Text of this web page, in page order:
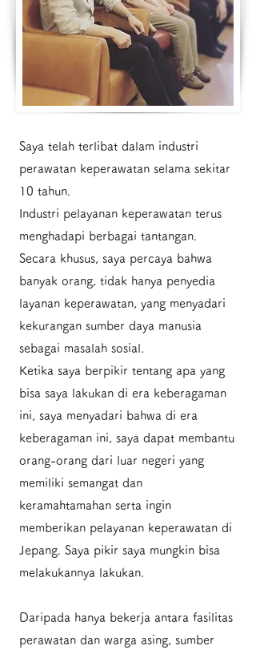
Saya telah terlibat dalam industri
perawatan keperawatan selama sekitar
10 tahun.
Industri pelayanan keperawatan terus
menghadapi berbagai tantangan.
Secara khusus, saya percaya bahwa
banyak orang, tidak hanya penyedia
layanan keperawatan, yang menyadari
kekurangan sumber daya manusia
sebagai masalah sosial.
Ketika saya berpikir tentang apa yang
bisa saya lakukan di era keberagaman
ini, saya menyadari bahwa di era
keberagaman ini, saya dapat membantu
orang-orang dari luar negeri yang
memiliki semangat dan
keramahtamahan serta ingin
memberikan pelayanan keperawatan di
Jepang. Saya pikir saya mungkin bisa
melakukannya lakukan.
Daripada hanya bekerja antara fasilitas
perawatan dan warga asing, sumber